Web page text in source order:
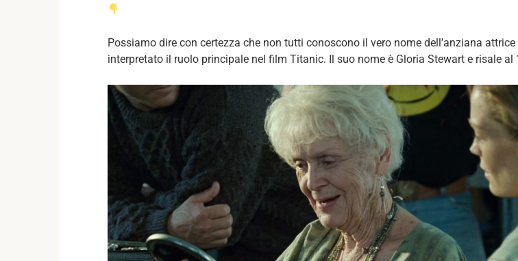
Possiamo dire con certezza che non tutti conoscono il vero nome dell’anziana attrice
interpretato il ruolo principale nel film Titanic. Il suo nome è Gloria Stewart e risale al